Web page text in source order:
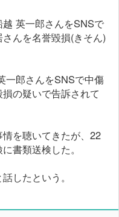
英一郎さんをSNSで
んを名誉毀損(きそん)
一郎さんをSNSで中傷
の疑いで告訴されて
を聴いてきたが、22
書類送検した。
したという。